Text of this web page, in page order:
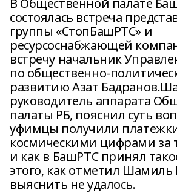
В Общественной палате
состоялась встреча
группы «СтопБашРТС» и
ресурсоснабжающей
встречу начальник
по общественно-
развитию Азат
руководитель аппарата
палаты РБ, пояснил суть
уфимцы получили​
космическими цифрами за
и как в БашРТС принял
этого, как отметил Шамиль
выяснить не удалось. ​